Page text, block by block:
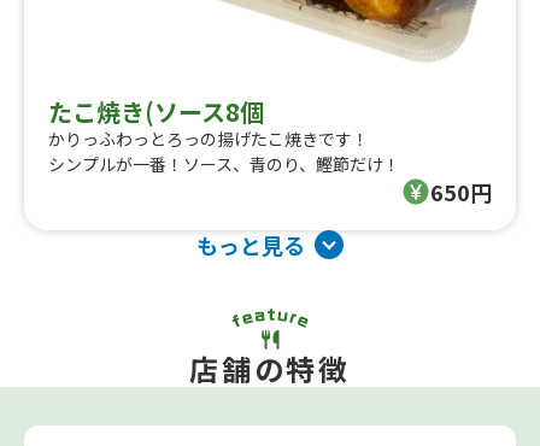
たこ焼き(ソース8個
かりっふわっとろっの揚げたこ焼きです！
シンプルが一番！ソース、青のり、鰹節だけ！
650円
もっと見る
店舗の特徴